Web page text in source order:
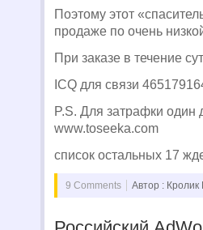
Поэтому этот
продаже по очень
При заказе в течение
ICQ для связи
P.S. Для затрафки
www.toseeka.com
список остальных 17
9 Comments Автор : Кролик